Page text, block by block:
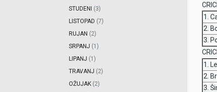
STUDENI (3)
LISTOPAD (7)
RUJAN (2)
SRPANJ (1)
LIPANJ (1)
TRAVANJ (2)
OŽUJAK (2)
1.
2.
3.
1.
2.
3.